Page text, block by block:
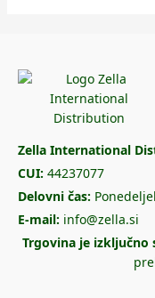
Zella International
CUI: 44237077
Delovni čas:
E-mail: info@zella.si
Trgovina je izključno